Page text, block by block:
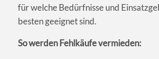
für welche Bedürfnisse und
besten geeignet sind.
So werden Fehlkäufe vermieden: